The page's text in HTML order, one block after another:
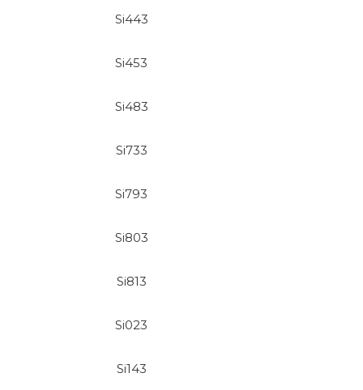
Si443
Si453
Si483
Si733
Si793
Si803
Si813
Si023
Si143